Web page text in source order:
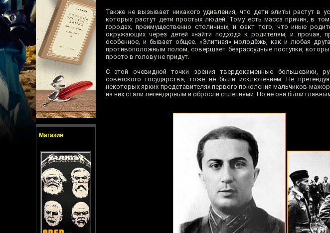
Магазин
Также не вызывает никакого удивления, что дети элиты растут в
которых растут дети простых людей. Тому есть масса причин, в
городах, преимущественно столичных, и факт того, что иные
окружающих через детей «найти подход» к родителям, и прочая,
особенное, и бывает общее. «Элитная» молодёжь, как и любая
противоположным полом, совершает безрассудные поступки,
просто в голову не придут.
С этой очевидной точки зрения твердокаменные большевики,
советского государства, тоже не были исключением. Не
некоторых ярких представителях первого поколения мальчиков-
из них стали легендарным и обросли сплетнями. Но не они были